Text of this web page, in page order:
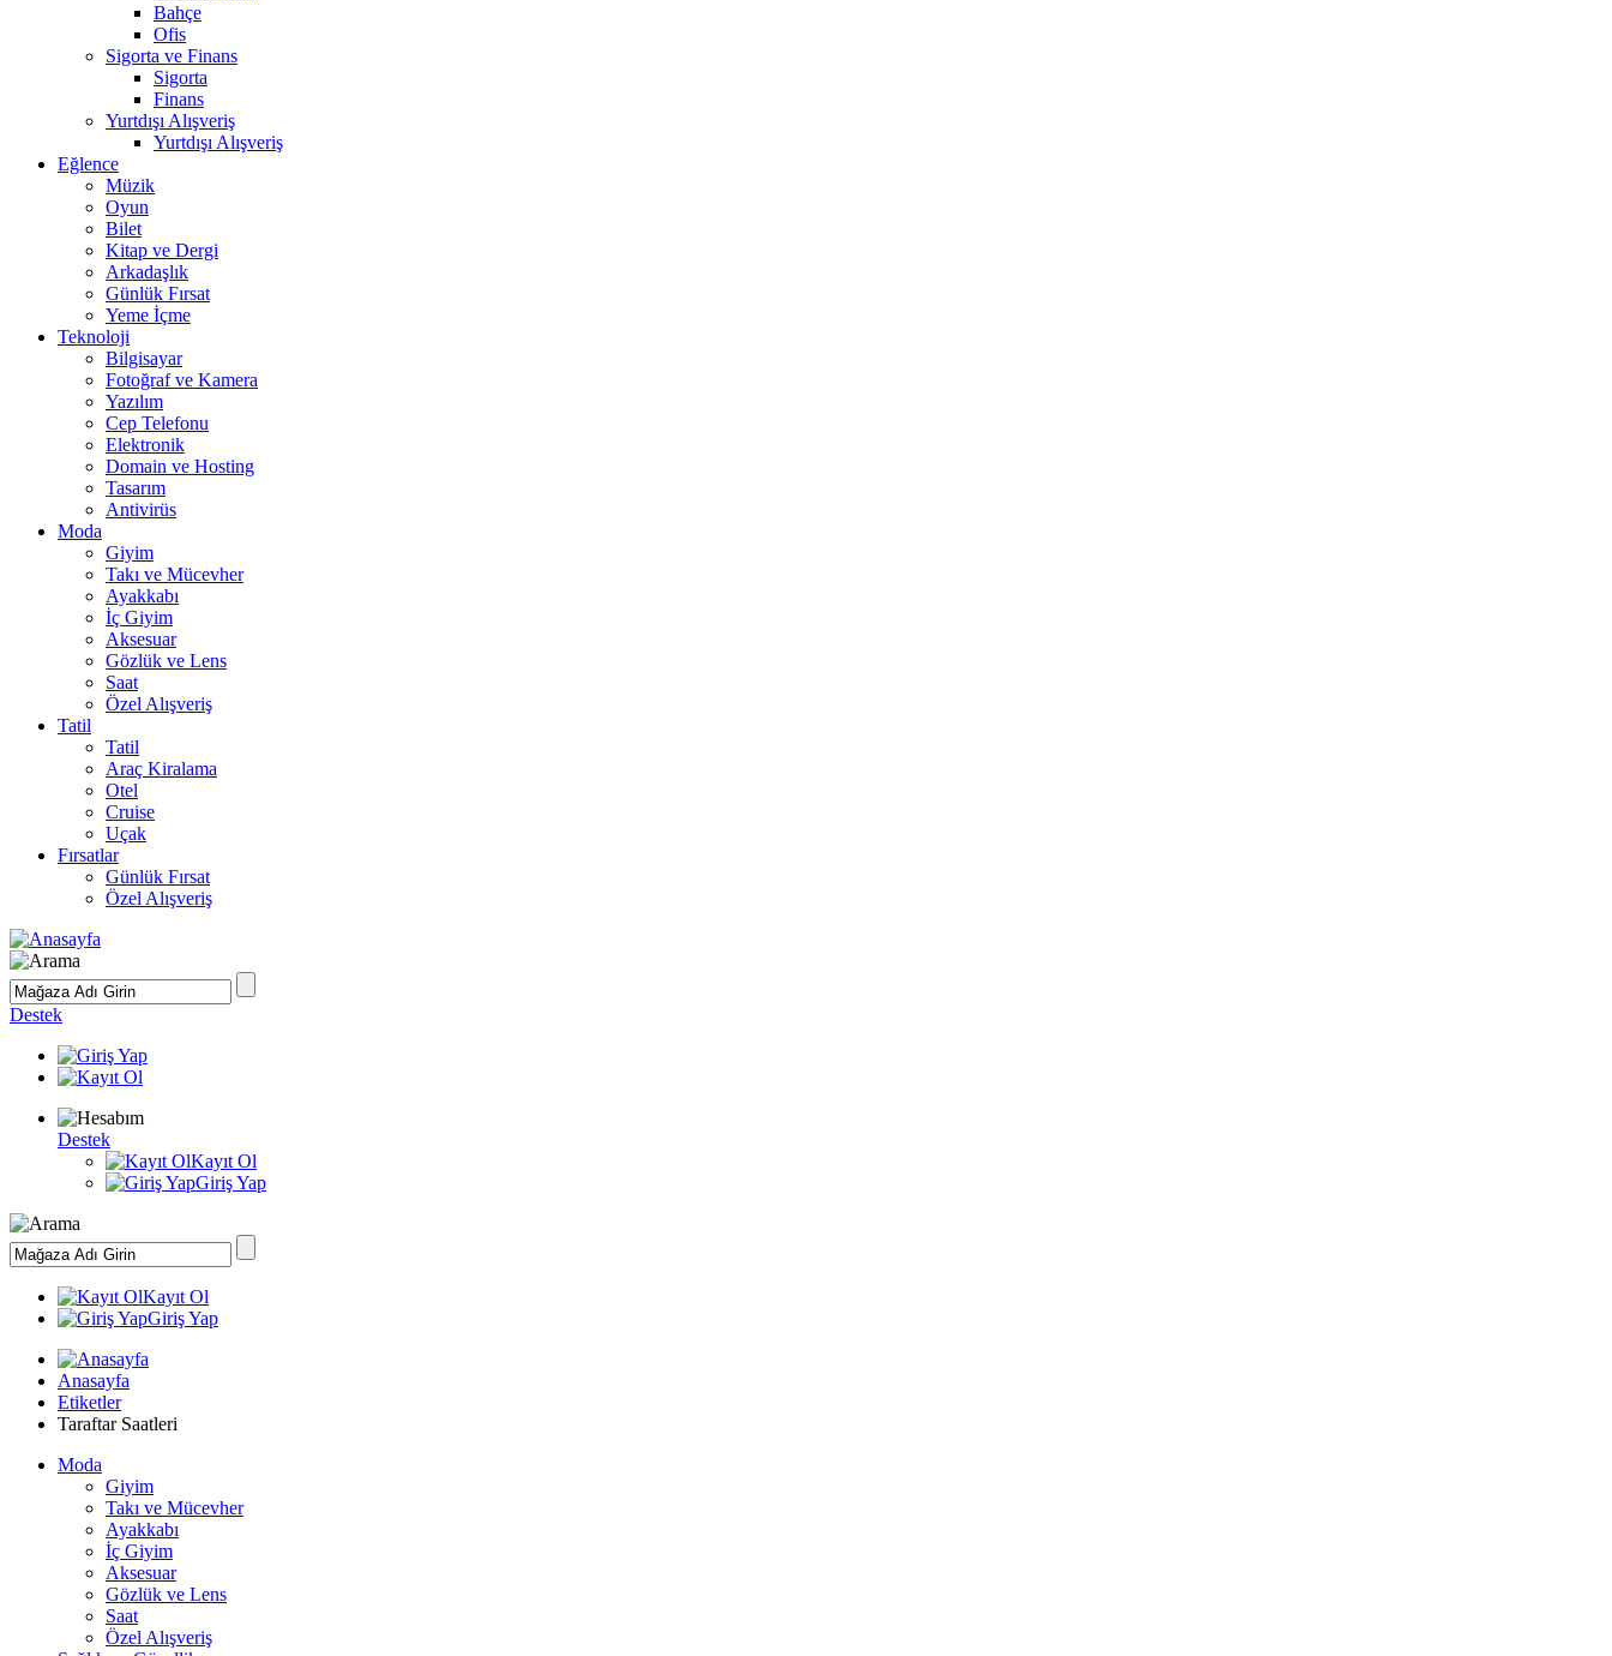
Bahçe
Ofis
Sigorta ve Finans
Sigorta
Finans
Yurtdışı Alışveriş
Yurtdışı Alışveriş
Eğlence
Müzik
Oyun
Bilet
Kitap ve Dergi
Arkadaşlık
Günlük Fırsat
Yeme İçme
Teknoloji
Bilgisayar
Fotoğraf ve Kamera
Yazılım
Cep Telefonu
Elektronik
Domain ve Hosting
Tasarım
Antivirüs
Moda
Giyim
Takı ve Mücevher
Ayakkabı
İç Giyim
Aksesuar
Gözlük ve Lens
Saat
Özel Alışveriş
Tatil
Tatil
Araç Kiralama
Otel
Cruise
Uçak
Fırsatlar
Günlük Fırsat
Özel Alışveriş
Destek
Destek
Kayıt Ol
Giriş Yap
Kayıt Ol
Giriş Yap
Anasayfa
Etiketler
Taraftar Saatleri
Moda
Giyim
Takı ve Mücevher
Ayakkabı
İç Giyim
Aksesuar
Gözlük ve Lens
Saat
Özel Alışveriş